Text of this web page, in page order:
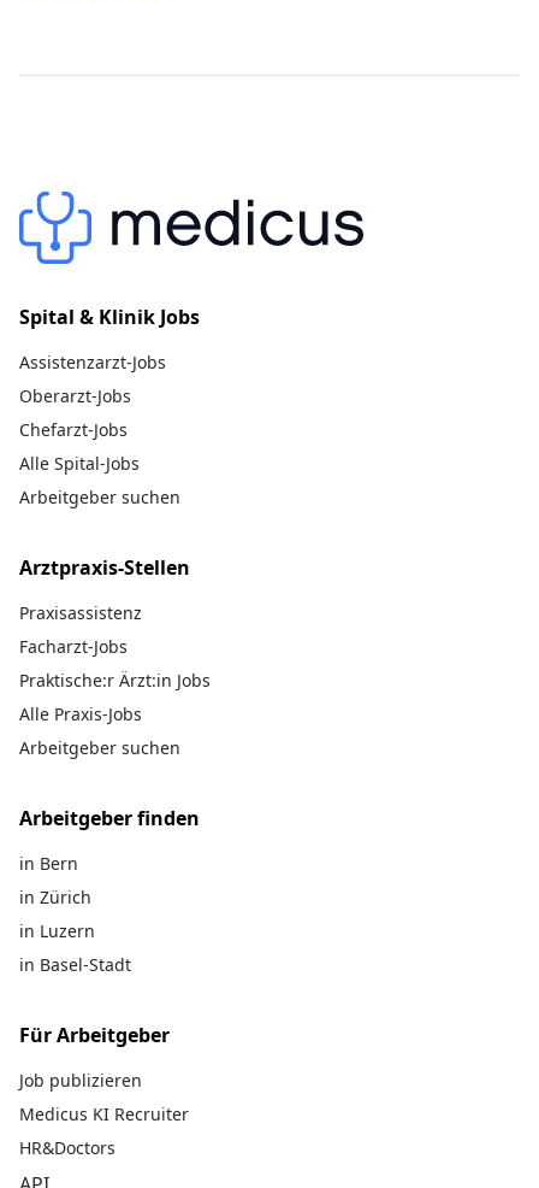
Spital & Klinik Jobs
Assistenzarzt-Jobs
Oberarzt-Jobs
Chefarzt-Jobs
Alle Spital-Jobs
Arbeitgeber suchen
Arztpraxis-Stellen
Praxisassistenz
Facharzt-Jobs
Praktische:r Ärzt:in Jobs
Alle Praxis-Jobs
Arbeitgeber suchen
Arbeitgeber finden
in Bern
in Zürich
in Luzern
in Basel-Stadt
Für Arbeitgeber
Job publizieren
Medicus KI Recruiter
HR&Doctors